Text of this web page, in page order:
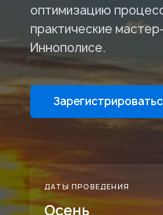
оптимизацию
практические
Иннополисе.
ДАТЫ ПРОВЕДЕНИЯ
Осень